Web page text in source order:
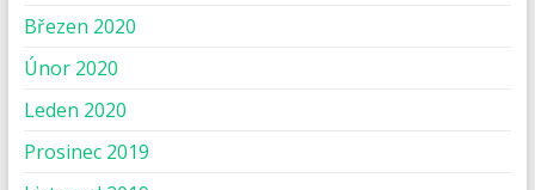
Březen 2020
Únor 2020
Leden 2020
Prosinec 2019